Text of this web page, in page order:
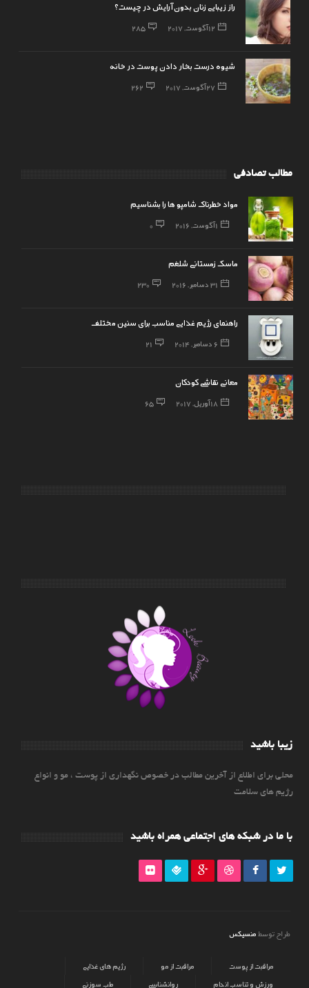
راز زیبایی زنان بدون آرایش در چیست؟
12 آگوست, 2017 285
شیوه درست بخار دادن پوست در خانه
27 آگوست, 2017 262
مطالب تصادفی
مواد خطرناک شامپو ها را بشناسیم
1 آگوست, 2016 0
ماسک زمستانی شلغم
31 دسامبر, 2016 230
راهنمای رژیم غذایی مناسب برای سنین مختلف
6 دسامبر, 2014 21
معانی نقاشی کودکان
18 آوریل, 2017 65
زیبا باشید
محلی برای اطلاع از آخرین مطالب در خصوص نگهداری از پوست ، مو و انواع
رژیم های سلامت
با ما در شبکه های اجتماعی همراه باشید
طراح توسط منسیکس
مراقبت از پوست مراقبت از مو
رژیم های غذایی
ورزش و تناسب اندام
روانشناسی طب سوزنی